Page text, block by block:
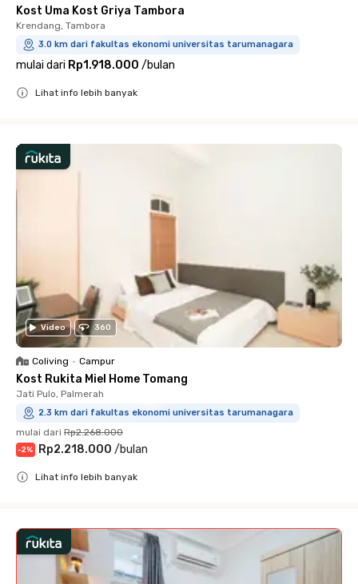
Kost Uma Kost Griya Tambora
Krendang, Tambora
3.0 km dari fakultas ekonomi universitas tarumanagara
mulai dari Rp1.918.000 /bulan
Lihat info lebih banyak
Video 360
Coliving • Campur
Kost Rukita Miel Home Tomang
Jati Pulo, Palmerah
2.3 km dari fakultas ekonomi universitas tarumanagara
mulai dari Rp2.268.000
-2% Rp2.218.000 /bulan
Lihat info lebih banyak